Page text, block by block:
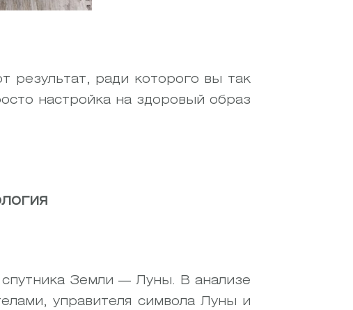
результат, ради которого вы так
настройка на здоровый образ
Земли — Луны. В анализе
управителя символа Луны и